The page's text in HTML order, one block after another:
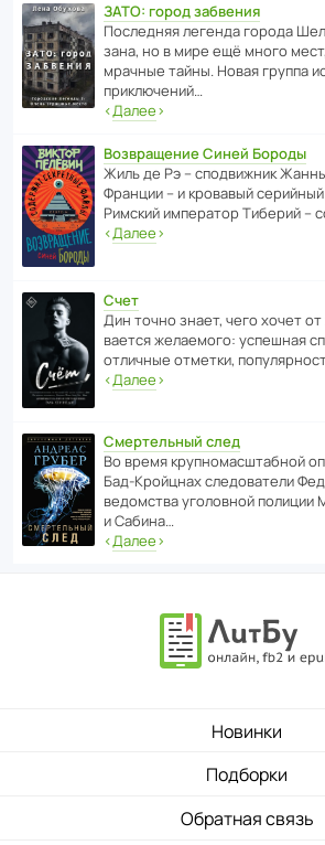
ЗАТО: город забвения
После­дняя легенда города
зана, но в мире ещё много
мрачные тайны. Новая группа
приключений…
‹Далее›
Возвращение Синей Бороды
Жиль де Рэ – спод­ви­жник
Франции – и кровавый
Римский импе­ратор Тиберий –
‹Далее›
Счет
Дин точно знает, чего хочет
ва­ется жела­е­мого: успе­шная
отли­чные отметки,
‹Далее›
Смертельный след
Во время круп­но­мас­ш­та­бной
Бад‑Крой­цнах следо­ва­тели
ведомства уголо­вной
и Сабина…
‹Далее›
Новинки
Подборки
Обратная связь